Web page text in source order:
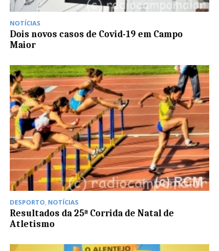
NOTÍCIAS
Dois novos casos de Covid-19 em Campo
Maior
DESPORTO, NOTÍCIAS
Resultados da 25ª Corrida de Natal de
Atletismo